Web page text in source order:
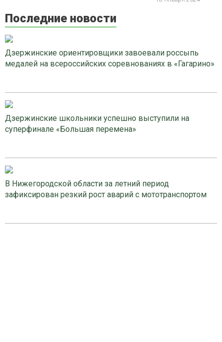
Последние новости
Дзержинские ориентировщики завоевали россыпь
медалей на всероссийских соревнованиях в «Гагарино»
Дзержинские школьники успешно выступили на
суперфинале «Большая перемена»
В Нижегородской области за летний период
зафиксирован резкий рост аварий с мототранспортом